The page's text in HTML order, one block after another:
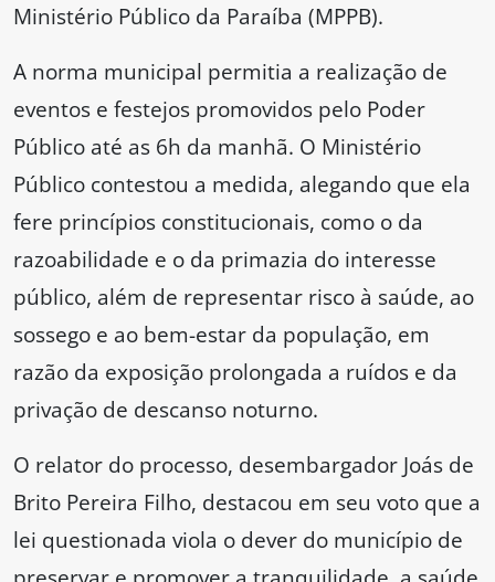
Ministério Público da Paraíba (MPPB).
A norma municipal permitia a realização de
eventos e festejos promovidos pelo Poder
Público até as 6h da manhã. O Ministério
Público contestou a medida, alegando que ela
fere princípios constitucionais, como o da
razoabilidade e o da primazia do interesse
público, além de representar risco à saúde, ao
sossego e ao bem-estar da população, em
razão da exposição prolongada a ruídos e da
privação de descanso noturno.
O relator do processo, desembargador Joás de
Brito Pereira Filho, destacou em seu voto que a
lei questionada viola o dever do município de